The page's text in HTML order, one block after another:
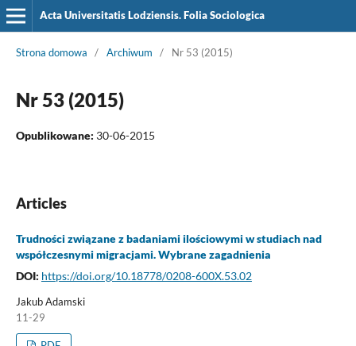
Acta Universitatis Lodziensis. Folia Sociologica
Strona domowa / Archiwum / Nr 53 (2015)
Nr 53 (2015)
Opublikowane: 30-06-2015
Articles
Trudności związane z badaniami ilościowymi w studiach nad
współczesnymi migracjami. Wybrane zagadnienia
DOI: https://doi.org/10.18778/0208-600X.53.02
Jakub Adamski
11-29